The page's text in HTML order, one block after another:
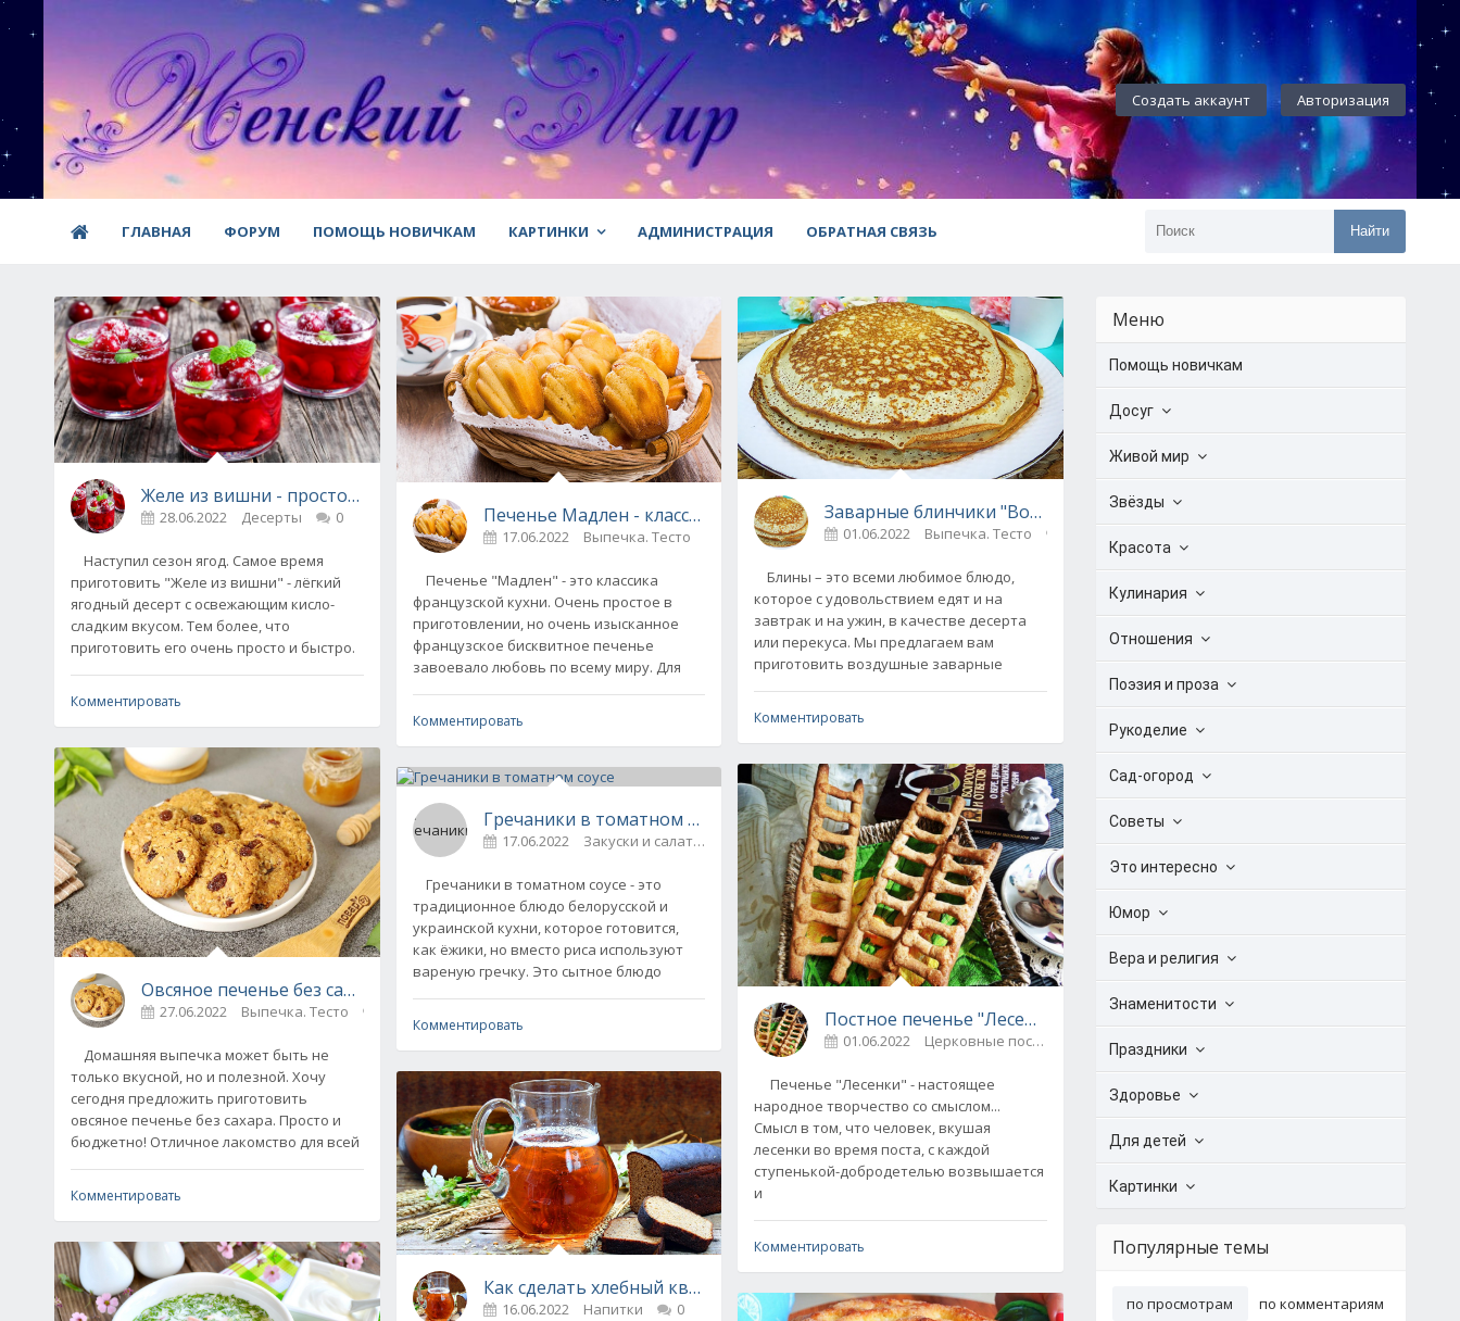
Создать аккаунт Авторизация
ГЛАВНАЯ ФОРУМ ПОМОЩЬ НОВИЧКАМ КАРТИНКИ АДМИНИСТРАЦИЯ ОБРАТНАЯ СВЯЗЬ Найти
Желе из вишни - простой и быстрый десерт
28.06.2022 Десерты 0
Наступил сезон ягод. Самое время
приготовить "Желе из вишни" - лёгкий
ягодный десерт с освежающим кисло-
сладким вкусом. Тем более, что
приготовить его очень просто и быстро.
Комментировать
Овсяное печенье без сахара - пошаговый рецепт
27.06.2022 Выпечка. Тесто
Домашняя выпечка может быть не
только вкусной, но и полезной. Хочу
сегодня предложить приготовить
овсяное печенье без сахара. Просто и
бюджетно! Отличное лакомство для всей
Комментировать
Печенье Мадлен - классический рецепт + видео
17.06.2022 Выпечка. Тесто
Печенье "Мадлен" - это классика
французской кухни. Очень простое в
приготовлении, но очень изысканное
французское бисквитное печенье
завоевало любовь по всему миру. Для
Комментировать
Гречаники в томатном соусе
17.06.2022 Закуски и салаты 0
Гречаники в томатном соусе - это
традиционное блюдо белорусской и
украинской кухни, которое готовится,
как ёжики, но вместо риса используют
вареную гречку. Это сытное блюдо
Комментировать
Как сделать хлебный квас - 3 рецепта
16.06.2022 Напитки 0
Заварные блинчики "Вологодское кружево"
01.06.2022 Выпечка. Тесто
Блины – это всеми любимое блюдо,
которое с удовольствием едят и на
завтрак и на ужин, в качестве десерта
или перекуса. Мы предлагаем вам
приготовить воздушные заварные
Комментировать
Постное печенье "Лесенки"
01.06.2022 Церковные посты / Выпечка. Тесто
Печенье "Лесенки" - настоящее
народное творчество со смыслом...
Смысл в том, что человек, вкушая
лесенки во время поста, с каждой
ступенькой-добродетелью возвышается
и
Комментировать
Меню
Помощь новичкам
Досуг
Живой мир
Звёзды
Красота
Кулинария
Отношения
Поэзия и проза
Рукоделие
Сад-огород
Советы
Это интересно
Юмор
Вера и религия
Знаменитости
Праздники
Здоровье
Для детей
Картинки
Популярные темы
по просмотрам по комментариям